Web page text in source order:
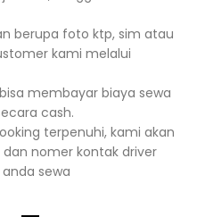
berupa foto ktp, sim atau
kami melalui
membayar biaya sewa
cash.
terpenuhi, kami akan
nomer kontak driver
sewa